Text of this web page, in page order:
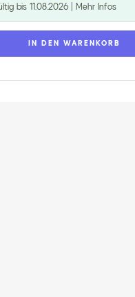
bis 11.08.2026 Mehr Infos
IN DEN WARENKORB